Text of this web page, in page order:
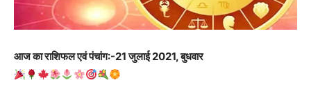
आज का राशिफल एवं पंचांग:-21 जुलाई 2021, बुधवार